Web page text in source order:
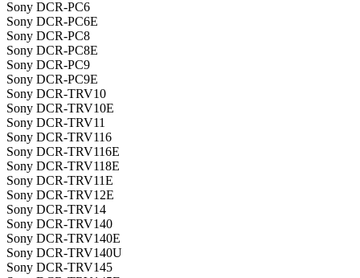
Sony DCR-PC6
Sony DCR-PC6E
Sony DCR-PC8
Sony DCR-PC8E
Sony DCR-PC9
Sony DCR-PC9E
Sony DCR-TRV10
Sony DCR-TRV10E
Sony DCR-TRV11
Sony DCR-TRV116
Sony DCR-TRV116E
Sony DCR-TRV118E
Sony DCR-TRV11E
Sony DCR-TRV12E
Sony DCR-TRV14
Sony DCR-TRV140
Sony DCR-TRV140E
Sony DCR-TRV140U
Sony DCR-TRV145